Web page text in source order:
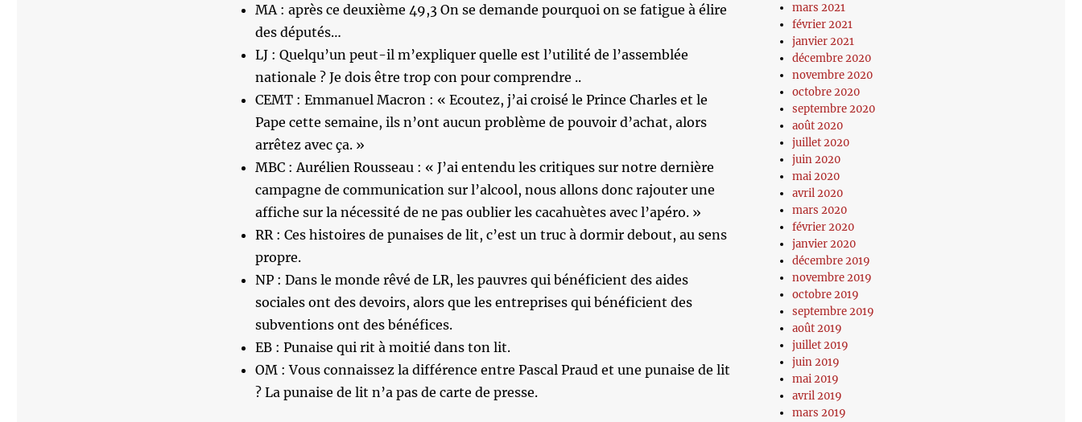
MA : après ce deuxième 49,3 On se demande pourquoi on se fatigue à élire
des députés…
LJ : Quelqu’un peut-il m’expliquer quelle est l’utilité de l’assemblée
nationale ? Je dois être trop con pour comprendre ..
CEMT : Emmanuel Macron : « Ecoutez, j’ai croisé le Prince Charles et le
Pape cette semaine, ils n’ont aucun problème de pouvoir d’achat, alors
arrêtez avec ça. »
MBC : Aurélien Rousseau : « J’ai entendu les critiques sur notre dernière
campagne de communication sur l’alcool, nous allons donc rajouter une
affiche sur la nécessité de ne pas oublier les cacahuètes avec l’apéro. »
RR : Ces histoires de punaises de lit, c’est un truc à dormir debout, au sens
propre.
NP : Dans le monde rêvé de LR, les pauvres qui bénéficient des aides
sociales ont des devoirs, alors que les entreprises qui bénéficient des
subventions ont des bénéfices.
EB : Punaise qui rit à moitié dans ton lit.
OM : Vous connaissez la différence entre Pascal Praud et une punaise de lit
? La punaise de lit n’a pas de carte de presse.
mars 2021
février 2021
janvier 2021
décembre 2020
novembre 2020
octobre 2020
septembre 2020
août 2020
juillet 2020
juin 2020
mai 2020
avril 2020
mars 2020
février 2020
janvier 2020
décembre 2019
novembre 2019
octobre 2019
septembre 2019
août 2019
juillet 2019
juin 2019
mai 2019
avril 2019
mars 2019